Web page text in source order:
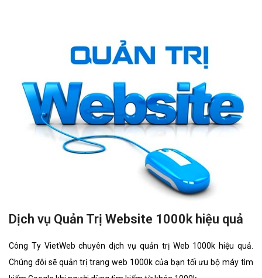
Dịch vụ Quản Trị Website 1000k hiệu quả
Công Ty VietWeb chuyên dịch vụ quản trị Web 1000k hiệu quả.
Chúng đôi sẽ quản trị trang web 1000k của bạn tối ưu bộ máy tìm